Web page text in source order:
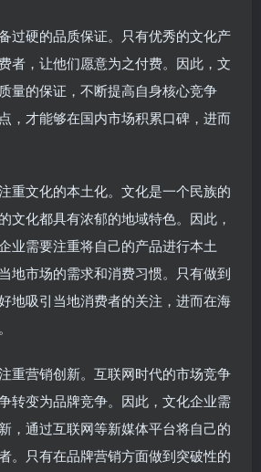
过硬的品质保证。只有优秀的文化产
者，让他们愿意为之付费。因此，文
量的保证，不断提高自身核心竞争
，才能够在国内市场积累口碑，进而
重文化的本土化。文化是一个民族的
文化都具有浓郁的地域特色。因此，
业需要注重将自己的产品进行本土
地市场的需求和消费习惯。只有做到
地吸引当地消费者的关注，进而在海
重营销创新。互联网时代的市场竞争
转变为品牌竞争。因此，文化企业需
，通过互联网等新媒体平台将自己的
。只有在品牌营销方面做到突破性的